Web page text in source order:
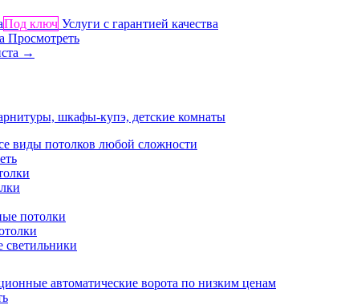
Под ключ Услуги с гарантией качества
Просмотреть
→
шкафы-купэ, детские комнаты
виды потолков любой сложности
потолки
автоматические ворота по низким ценам